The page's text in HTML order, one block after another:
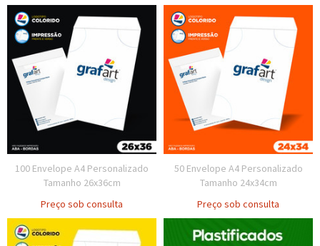
100 Envelope A4 Personalizado
Tamanho 26x36cm
Preço sob consulta
50 Envelope A4 Personalizado
Tamanho 24x34cm
Preço sob consulta